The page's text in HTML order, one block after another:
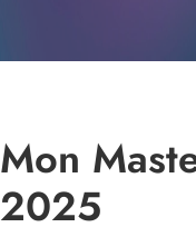
Mon
2025